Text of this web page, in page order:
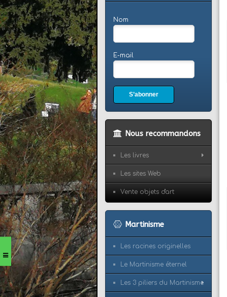
Nom
E-mail
S’abonner
Nous recommandons
Les livres
Les sites Web
Vente objets d'art
Martinisme
Les racines originelles
Le Martinisme éternel
Les 3 piliers du Martinisme